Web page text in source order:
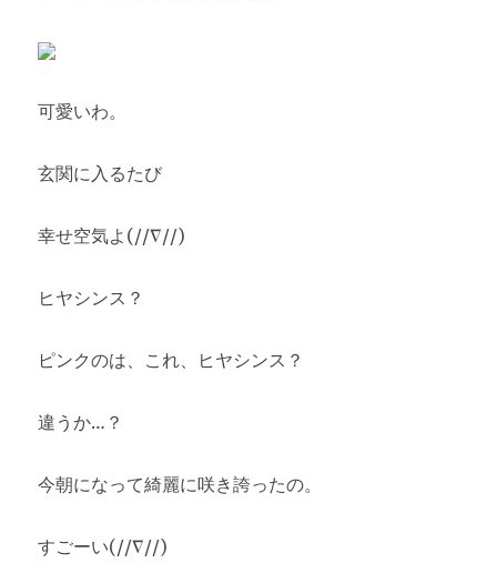
可愛いわ。
玄関に入るたび
幸せ空気よ(//∇//)
ヒヤシンス？
ピンクのは、これ、ヒヤシンス？
違うか…？
今朝になって綺麗に咲き誇ったの。
すごーい(//∇//)